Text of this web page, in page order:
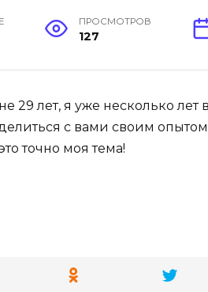
ПРОСМОТРОВ
127
29 лет, я уже несколько лет
с вами своим опытом
точно моя тема!